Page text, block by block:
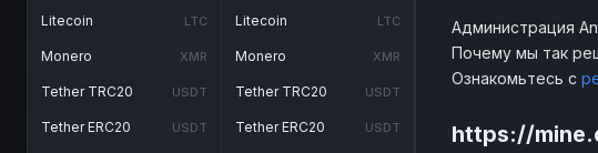
Litecoin LTC
Monero XMR
Tether TRC20 USDT
Tether ERC20 USDT
Litecoin LTC
Monero XMR
Tether TRC20 USDT
Tether ERC20 USDT
Администрация
Почему мы так
Ознакомьтесь с
https://